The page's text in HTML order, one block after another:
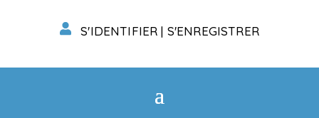
S'IDENTIFIER | S'ENREGISTRER